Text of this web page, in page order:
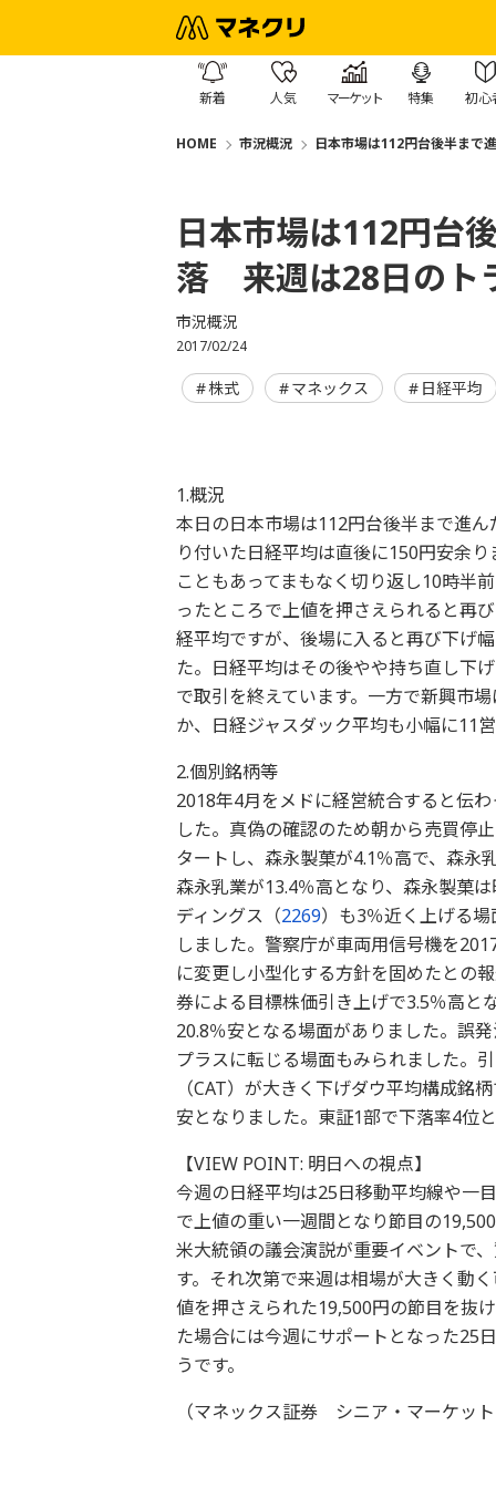
新着 人気 マーケット 特集 初心
HOME 市況概況 日本市場は112円台後半まで
日本市場は112円台
落 来週は28日のト
市況概況
2017/02/24
株式 マネックス 日経平均
1.概況
本日の日本市場は112円台後半まで進
り付いた日経平均は直後に150円安余
こともあってまもなく切り返し10時半
ったところで上値を押さえられると再
経平均ですが、後場に入ると再び下げ
た。日経平均はその後やや持ち直し下
で取引を終えています。一方で新興市
か、日経ジャスダック平均も小幅に11
2.個別銘柄等
2018年4月をメドに経営統合すると伝
した。真偽の確認のため朝から売買停
タートし、森永製菓が4.1％高で、森永
森永乳業が13.4％高となり、森永製菓
ディングス（2269）も3％近く上げる
しました。警察庁が車両用信号機を
に変更し小型化する方針を固めたとの
券による目標株価引き上げで3.5％高と
20.8％安となる場面がありました。誤
プラスに転じる場面もみられました。
（CAT）が大きく下げダウ平均構成銘
安となりました。東証1部で下落率4位
【VIEW POINT: 明日への視点】
今週の日経平均は25日移動平均線や一
で上値の重い一週間となり節目の
米大統領の議会演説が重要イベントで
す。それ次第で来週は相場が大きく動
値を押さえられた19,500円の節目を抜
た場合には今週にサポートとなった25
うです。
（マネックス証券 シニア・マーケッ